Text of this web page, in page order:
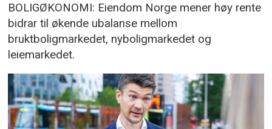
BOLIGØKONOMI: Eiendom Norge mener høy rente
bidrar til økende ubalanse mellom
bruktboligmarkedet, nyboligmarkedet og
leiemarkedet.